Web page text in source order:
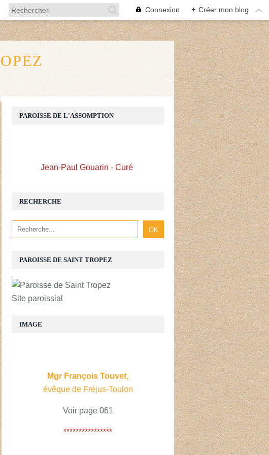
Connexion + Créer mon blog
RECHERCHE
PAROISSE DE SAINT TROPEZ
Site paroissial
IMAGE
Mgr François Touvet,
évêque de Fréjus-Toulon
Voir page 061
****************
PAROISSE DE L'ASSOMPTION
Jean-Paul Gouarin - Curé